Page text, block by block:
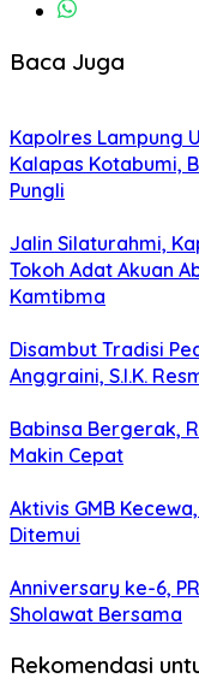
Baca Juga
Kapolres Lampung
Kalapas Kotabumi,
Pungli
Jalin Silaturahmi,
Tokoh Adat Akuan
Kamtibma
Disambut Tradisi
Anggraini, S.I.K.
Babinsa Bergerak,
Makin Cepat
Aktivis GMB
Ditemui
Anniversary ke-6,
Sholawat Bersama
Rekomendasi